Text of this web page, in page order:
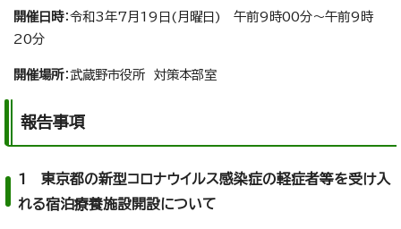
開催日時：令和3年7月19日(月曜日) 午前9時00分～午前9時
20分
開催場所：武蔵野市役所 対策本部室
報告事項
1 東京都の新型コロナウイルス感染症の軽症者等を受け入
れる宿泊療養施設開設について